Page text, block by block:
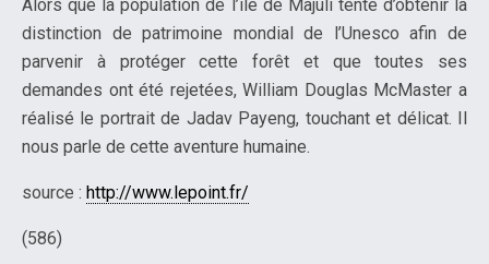
Alors que la population de l’île de Majuli tente d’obtenir la
distinction de patrimoine mondial de l’Unesco afin de
parvenir à protéger cette forêt et que toutes ses
demandes ont été rejetées, William Douglas McMaster a
réalisé le portrait de Jadav Payeng, touchant et délicat. Il
nous parle de cette aventure humaine.
source : http://www.lepoint.fr/
(586)